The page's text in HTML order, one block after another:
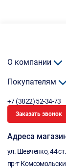
О компании
Покупателям
+7 (3822) 52-34-73
Заказать звонок
Адреса
ул. Шевченко, 44
пр-т